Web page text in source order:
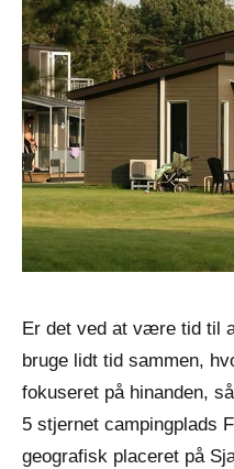
Er det ved at være tid til
bruge lidt tid sammen,
fokuseret på hinanden,
5 stjernet campingplads
geografisk placeret på